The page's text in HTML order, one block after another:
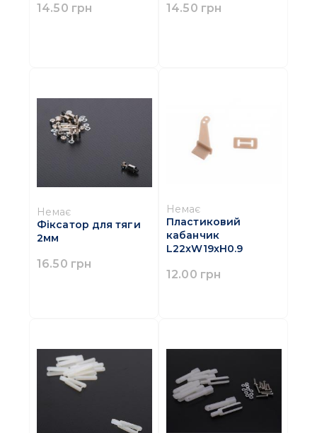
14.50 грн 14.50 грн
Немає
Фіксатор для тяги
2мм
16.50 грн
Немає
Пластиковий
кабанчик
L22xW19xH0.9
12.00 грн